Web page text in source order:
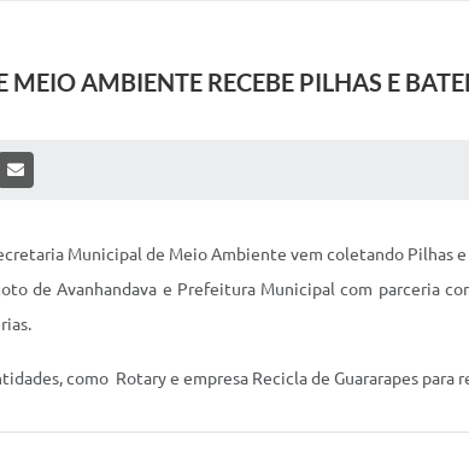
AMBIENTE RECEBE PILHAS E
MÍDIAS
Municipal de Meio Ambiente vem coletando Pilhas e
de Avanhandava e Prefeitura Municipal com parceria
como Rotary e empresa Recicla de Guararapes